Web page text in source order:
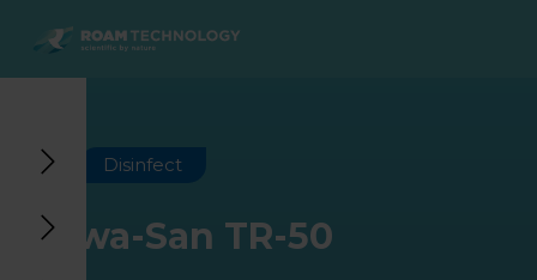
ROAM
Agro Solutions
Productos
Livestock Solutions
Productos
Industrial Applications
Centro de Conocimiento
Medical Support
Productos Medical Support
Disinfect
Huwa-San TR-50